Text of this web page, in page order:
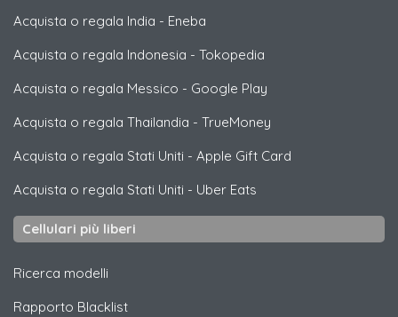
Acquista o regala India - Eneba
Acquista o regala Indonesia - Tokopedia
Acquista o regala Messico - Google Play
Acquista o regala Thailandia - TrueMoney
Acquista o regala Stati Uniti - Apple Gift Card
Acquista o regala Stati Uniti - Uber Eats
Cellulari più liberi
Ricerca modelli
Rapporto Blacklist